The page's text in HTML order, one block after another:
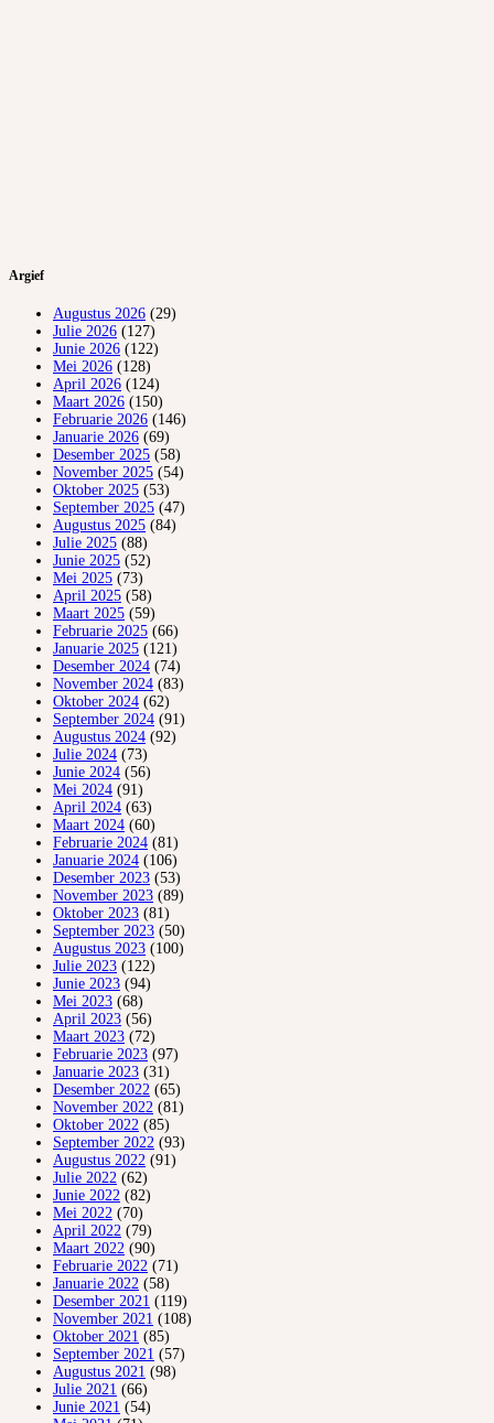
Argief
Augustus 2026 (29)
Julie 2026 (127)
Junie 2026 (122)
Mei 2026 (128)
April 2026 (124)
Maart 2026 (150)
Februarie 2026 (146)
Januarie 2026 (69)
Desember 2025 (58)
November 2025 (54)
Oktober 2025 (53)
September 2025 (47)
Augustus 2025 (84)
Julie 2025 (88)
Junie 2025 (52)
Mei 2025 (73)
April 2025 (58)
Maart 2025 (59)
Februarie 2025 (66)
Januarie 2025 (121)
Desember 2024 (74)
November 2024 (83)
Oktober 2024 (62)
September 2024 (91)
Augustus 2024 (92)
Julie 2024 (73)
Junie 2024 (56)
Mei 2024 (91)
April 2024 (63)
Maart 2024 (60)
Februarie 2024 (81)
Januarie 2024 (106)
Desember 2023 (53)
November 2023 (89)
Oktober 2023 (81)
September 2023 (50)
Augustus 2023 (100)
Julie 2023 (122)
Junie 2023 (94)
Mei 2023 (68)
April 2023 (56)
Maart 2023 (72)
Februarie 2023 (97)
Januarie 2023 (31)
Desember 2022 (65)
November 2022 (81)
Oktober 2022 (85)
September 2022 (93)
Augustus 2022 (91)
Julie 2022 (62)
Junie 2022 (82)
Mei 2022 (70)
April 2022 (79)
Maart 2022 (90)
Februarie 2022 (71)
Januarie 2022 (58)
Desember 2021 (119)
November 2021 (108)
Oktober 2021 (85)
September 2021 (57)
Augustus 2021 (98)
Julie 2021 (66)
Junie 2021 (54)